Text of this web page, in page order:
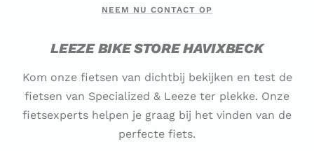
NEEM NU CONTACT OP
LEEZE BIKE STORE HAVIXBECK
Kom onze fietsen van dichtbij bekijken en test de
fietsen van Specialized & Leeze ter plekke. Onze
fietsexperts helpen je graag bij het vinden van de
perfecte fiets.